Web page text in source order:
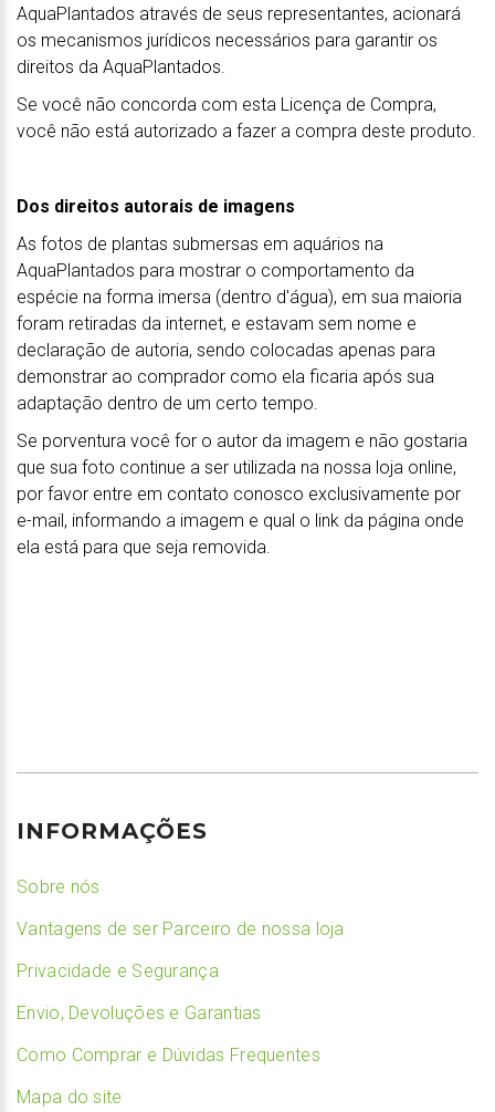
AquaPlantados através de seus representantes, acionará
os mecanismos jurídicos necessários para garantir os
direitos da AquaPlantados.
Se você não concorda com esta Licença de Compra,
você não está autorizado a fazer a compra deste produto.
Dos direitos autorais de imagens
As fotos de plantas submersas em aquários na
AquaPlantados para mostrar o comportamento da
espécie na forma imersa (dentro d'água), em sua maioria
foram retiradas da internet, e estavam sem nome e
declaração de autoria, sendo colocadas apenas para
demonstrar ao comprador como ela ficaria após sua
adaptação dentro de um certo tempo.
Se porventura você for o autor da imagem e não gostaria
que sua foto continue a ser utilizada na nossa loja online,
por favor entre em contato conosco exclusivamente por
e-mail, informando a imagem e qual o link da página onde
ela está para que seja removida.
INFORMAÇÕES
Sobre nós
Vantagens de ser Parceiro de nossa loja
Privacidade e Segurança
Envio, Devoluções e Garantias
Como Comprar e Dúvidas Frequentes
Mapa do site